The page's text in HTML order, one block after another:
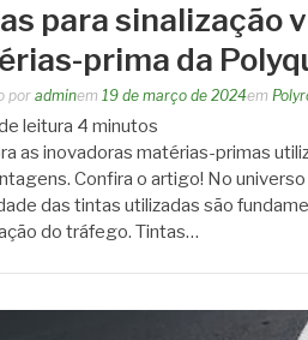
para sinalização
prima da
por adminem 19 de março de 2024em
leitura 4 minutos
as inovadoras matérias-primas
Confira o artigo! No universo
das tintas utilizadas são
do tráfego. Tintas…